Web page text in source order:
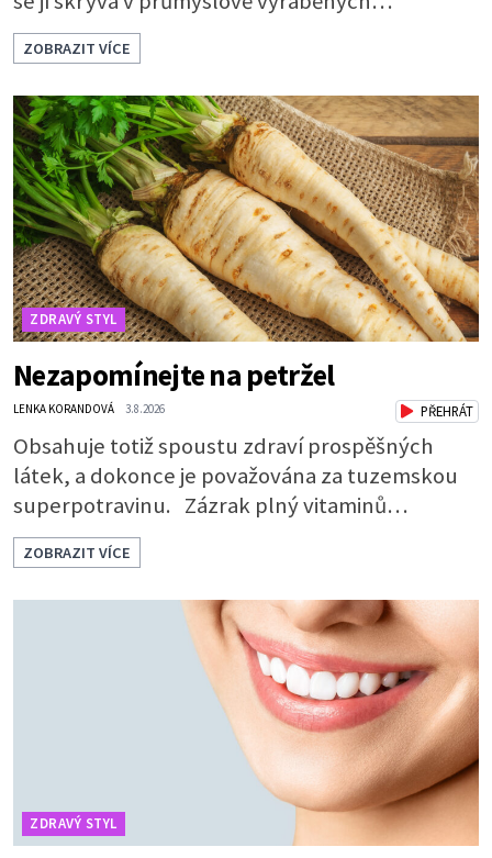
potravinách, dokonce i těch sladkých. Sůl je
zdravá Ale v ani ne třetinovém množství, než je
pro většinu populace běžné. Její základní
složky– sodík a chlór – jsou zásadní pro správné
hospodaření organismu s tekutinami. Pomáhají
totiž udrž
ZOBRAZIT VÍCE
ZDRAVÝ STYL
Nezapomínejte na petržel
LENKA KORANDOVÁ 3.8.2026 PŘEHRÁT
Obsahuje totiž spoustu zdraví prospěšných
látek, a dokonce je považována za tuzemskou
superpotravinu. Zázrak plný vitaminů
V petrželi najdete vitaminy B1, B2, B3, B6,
provitamin A, vitamin E a velké množství
vitamínu C (nejvíce ho má nať, dokonce třikrát
více než pomeranč, v kořeni je také, ale je ho
desetkrát méně), a kyselinu listovou. Ale to
není všechno. Obsahuje také důležité
ZOBRAZIT VÍCE
ZDRAVÝ STYL